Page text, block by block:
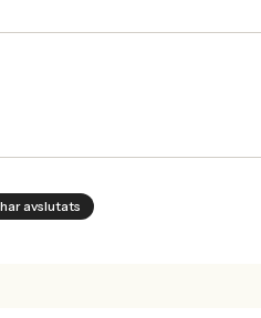
avslutats